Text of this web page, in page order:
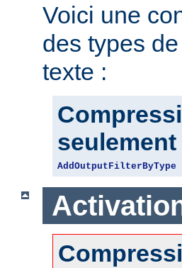
Voici une
des types
texte :
seulement
AddOutputFilterByType